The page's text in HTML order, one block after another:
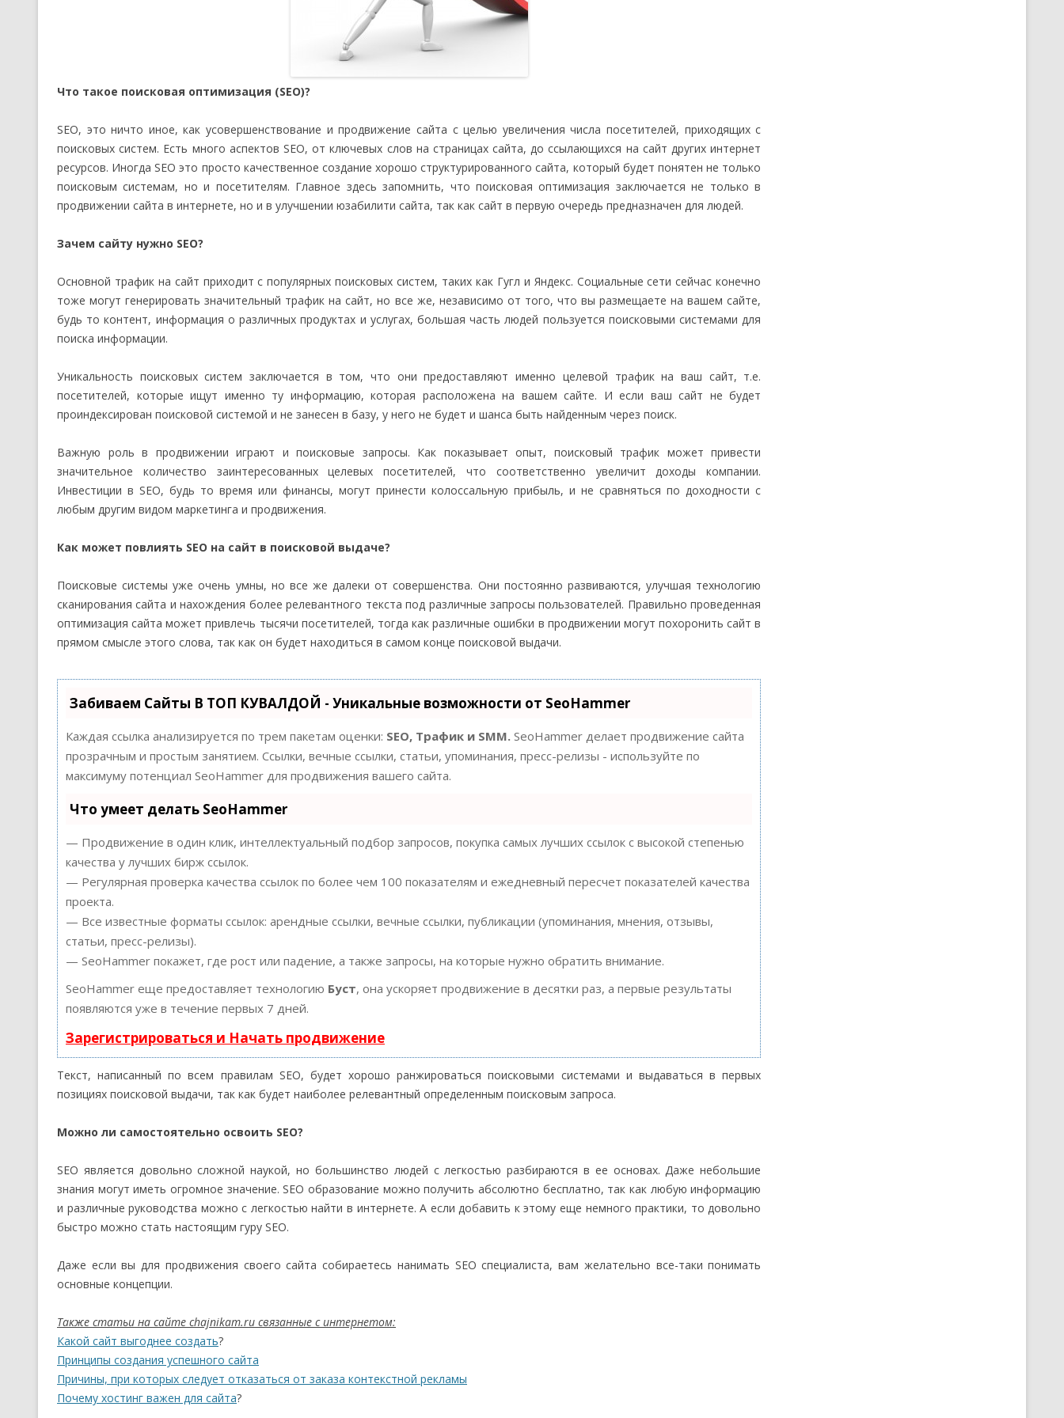
Что такое поисковая оптимизация (SEO)?
SEO, это ничто иное, как усовершенствование и продвижение сайта с целью увеличения числа посетителей, приходящих с
поисковых систем. Есть много аспектов SEO, от ключевых слов на страницах сайта, до ссылающихся на сайт других интернет
ресурсов. Иногда SEO это просто качественное создание хорошо структурированного сайта, который будет понятен не только
поисковым системам, но и посетителям. Главное здесь запомнить, что поисковая оптимизация заключается не только в
продвижении сайта в интернете, но и в улучшении юзабилити сайта, так как сайт в первую очередь предназначен для людей.
Зачем сайту нужно SEO?
Основной трафик на сайт приходит с популярных поисковых систем, таких как Гугл и Яндекс. Социальные сети сейчас конечно
тоже могут генерировать значительный трафик на сайт, но все же, независимо от того, что вы размещаете на вашем сайте,
будь то контент, информация о различных продуктах и услугах, большая часть людей пользуется поисковыми системами для
поиска информации.
Уникальность поисковых систем заключается в том, что они предоставляют именно целевой трафик на ваш сайт, т.е.
посетителей, которые ищут именно ту информацию, которая расположена на вашем сайте. И если ваш сайт не будет
проиндексирован поисковой системой и не занесен в базу, у него не будет и шанса быть найденным через поиск.
Важную роль в продвижении играют и поисковые запросы. Как показывает опыт, поисковый трафик может привести
значительное количество заинтересованных целевых посетителей, что соответственно увеличит доходы компании.
Инвестиции в SEO, будь то время или финансы, могут принести колоссальную прибыль, и не сравняться по доходности с
любым другим видом маркетинга и продвижения.
Как может повлиять SEO на сайт в поисковой выдаче?
Поисковые системы уже очень умны, но все же далеки от совершенства. Они постоянно развиваются, улучшая технологию
сканирования сайта и нахождения более релевантного текста под различные запросы пользователей. Правильно проведенная
оптимизация сайта может привлечь тысячи посетителей, тогда как различные ошибки в продвижении могут похоронить сайт в
прямом смысле этого слова, так как он будет находиться в самом конце поисковой выдачи.
Забиваем Сайты В ТОП КУВАЛДОЙ - Уникальные возможности от SeoHammer
Каждая ссылка анализируется по трем пакетам оценки: SEO, Трафик и SMM. SeoHammer делает продвижение сайта
прозрачным и простым занятием. Ссылки, вечные ссылки, статьи, упоминания, пресс-релизы - используйте по
максимуму потенциал SeoHammer для продвижения вашего сайта.
Что умеет делать SeoHammer
— Продвижение в один клик, интеллектуальный подбор запросов, покупка самых лучших ссылок с высокой степенью
качества у лучших бирж ссылок.
— Регулярная проверка качества ссылок по более чем 100 показателям и ежедневный пересчет показателей качества
проекта.
— Все известные форматы ссылок: арендные ссылки, вечные ссылки, публикации (упоминания, мнения, отзывы,
статьи, пресс-релизы).
— SeoHammer покажет, где рост или падение, а также запросы, на которые нужно обратить внимание.
SeoHammer еще предоставляет технологию Буст, она ускоряет продвижение в десятки раз, а первые результаты
появляются уже в течение первых 7 дней.
Зарегистрироваться и Начать продвижение
Текст, написанный по всем правилам SEO, будет хорошо ранжироваться поисковыми системами и выдаваться в первых
позициях поисковой выдачи, так как будет наиболее релевантный определенным поисковым запроса.
Можно ли самостоятельно освоить SEO?
SEO является довольно сложной наукой, но большинство людей с легкостью разбираются в ее основах. Даже небольшие
знания могут иметь огромное значение. SEO образование можно получить абсолютно бесплатно, так как любую информацию
и различные руководства можно с легкостью найти в интернете. А если добавить к этому еще немного практики, то довольно
быстро можно стать настоящим гуру SEO.
Даже если вы для продвижения своего сайта собираетесь нанимать SEO специалиста, вам желательно все-таки понимать
основные концепции.
Также статьи на сайте chajnikam.ru связанные с интернетом:
Какой сайт выгоднее создать?
Принципы создания успешного сайта
Причины, при которых следует отказаться от заказа контекстной рекламы
Почему хостинг важен для сайта?